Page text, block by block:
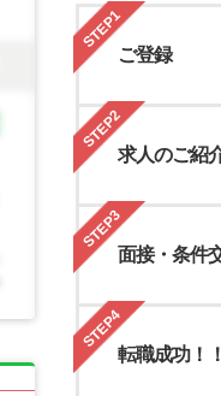
STEP1
ご登録
STEP2
求人のご紹
STEP3
面接・条件
STEP4
転職成功！！